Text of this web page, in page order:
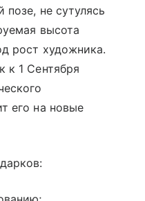
позе, не сутулясь
высота
рост художника.
к 1 Сентября
его на новые